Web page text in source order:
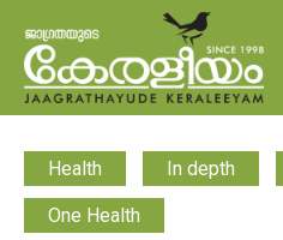
Health In depth
One Health